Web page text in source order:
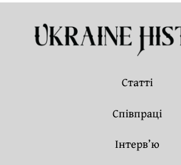
Статті
Співпраці
Інтерв’ю